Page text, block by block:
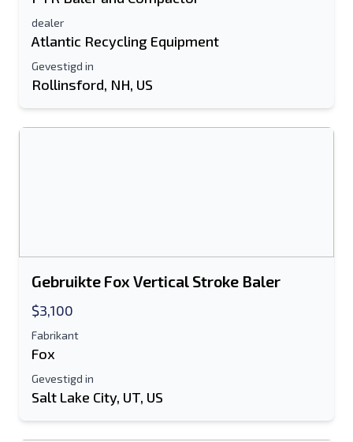
dealer
Atlantic Recycling Equipment
Gevestigd in
Rollinsford, NH, US
Gebruikte Fox Vertical Stroke Baler
$3,100
Fabrikant
Fox
Gevestigd in
Salt Lake City, UT, US